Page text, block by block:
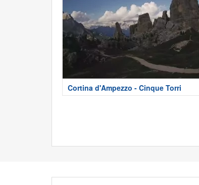
Cortina d'Ampezzo - Cinque Torri